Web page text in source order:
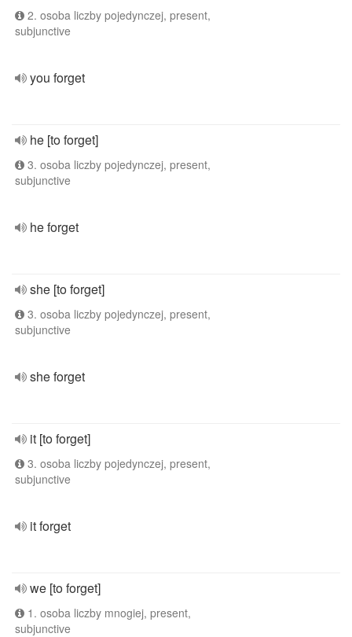
2. osoba liczby pojedynczej, present,
subjunctive
you forget
he [to forget]
3. osoba liczby pojedynczej, present,
subjunctive
he forget
she [to forget]
3. osoba liczby pojedynczej, present,
subjunctive
she forget
it [to forget]
3. osoba liczby pojedynczej, present,
subjunctive
it forget
we [to forget]
1. osoba liczby mnogiej, present,
subjunctive